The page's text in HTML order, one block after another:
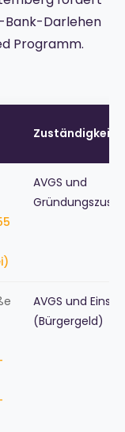
Bank-Darlehen
Programm.
Zuständigkeit
AVGS und
AVGS und
(Bürgergeld)